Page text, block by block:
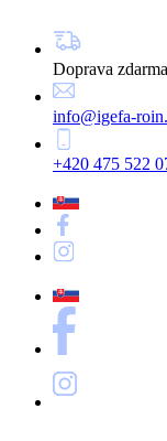
Doprava
info@igefa-
+420 475 522